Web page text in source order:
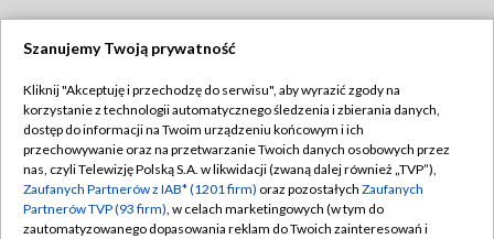
TVP
Abonament TVP
Emisja w TVP
Centrum informacji TVP
Regulamin TVP
Polityka prywatności
Moje zgody
Szanujemy Twoją prywatność
Kliknij "Akceptuję i przechodzę do serwisu", aby wyrazić zgody na
korzystanie z technologii automatycznego śledzenia i zbierania danych,
dostęp do informacji na Twoim urządzeniu końcowym i ich
przechowywanie oraz na przetwarzanie Twoich danych osobowych przez
nas, czyli Telewizję Polską S.A. w likwidacji (zwaną dalej również „TVP”),
Zaufanych Partnerów z IAB* (1201 firm) oraz pozostałych Zaufanych
Partnerów TVP (93 firm), w celach marketingowych (w tym do
zautomatyzowanego dopasowania reklam do Twoich zainteresowań i